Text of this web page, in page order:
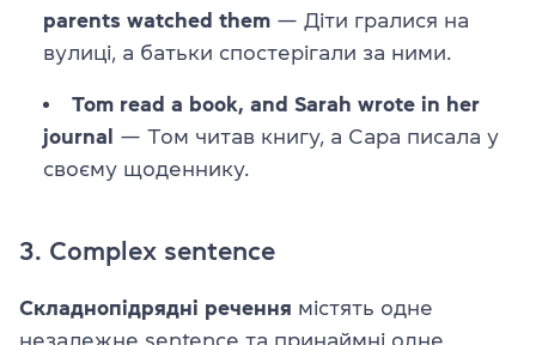
parents watched them — Діти гралися на
вулиці, а батьки спостерігали за ними.
Tom read a book, and Sarah wrote in her
journal
— Том читав книгу, а Сара писала у
своєму щоденнику.
3. Complex sentence
Складнопідрядні речення містять одне
незалежне sentence та принаймні одне